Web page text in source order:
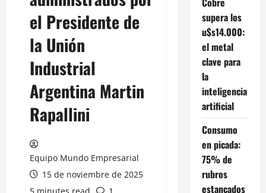
el Presidente de
la Unión
Industrial
Argentina Martin
Rapallini
Equipo Mundo Empresarial
15 de noviembre de 2025
5 minutes read
1
supera los
u$s14.000:
el metal
clave para
la
inteligencia
artificial
Consumo
en picada:
75% de
rubros
estancados